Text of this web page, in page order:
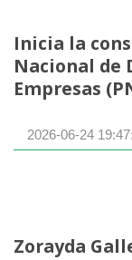
Inicia la
Nacional de
Empresas
2026-06-24
Zorayda